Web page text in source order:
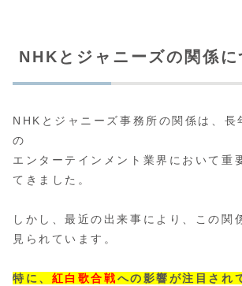
NHKとジャニーズの関係に
NHKとジャニーズ事務所の関係は、長
の
エンターテインメント業界において重
てきました。
しかし、最近の出来事により、この関
見られています。
特に、 紅白歌合戦への影響が注目され